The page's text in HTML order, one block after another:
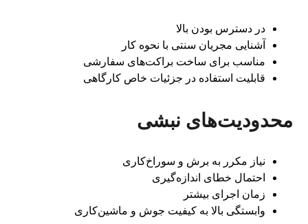
در دسترس بودن بالا
آشنایی مجریان سنتی با نحوه کار
مناسب برای ساخت براکت‌های سفارشی
قابلیت استفاده در جزئیات خاص کارگاهی
محدودیت‌های نبشی
نیاز مکرر به برش و سوراخ‌کاری
احتمال خطای اندازه‌گیری
زمان اجرای بیشتر
وابستگی بالا به کیفیت جوش و ماشین‌کاری